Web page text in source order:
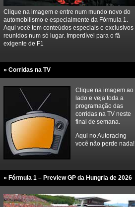
Clique na imagem e entre num mundo novo do
automobilismo e especialmente da Fórmula 1.
Aqui você tem conteúdos especiais e exclusivos
reunidos num só lugar. Imperdível para o fã
exigente de F1
» Corridas na TV
Clique na imagem ao
lado e veja toda a
programação das
corridas na TV neste
final de semana.
Aqui no Autoracing
você não perde nada!
» Fórmula 1 – Preview GP da Hungria de 2026